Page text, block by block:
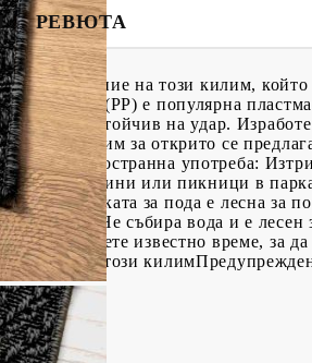
РЕВЮТА
благодарение на този килим,
(PP) е популярна
здрав и устойчив на удар.
Този килим за открито се
употреба:
градини или пикници в
Изтривалката за пода е лесна за
на въздух. Не събира вода и е лесен
Оставете известно време, за
под този